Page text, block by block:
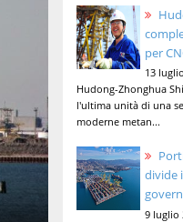
per
13
Hudong-Zhonghua
l'ultima unità di una
moderne metan...
divide
9 luglio